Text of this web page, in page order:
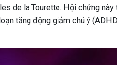
de la Tourette. Hội chứng
tăng động giảm chú ý